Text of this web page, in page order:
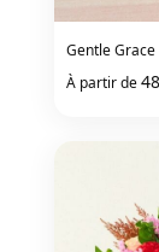
Gentle Grace
À partir de